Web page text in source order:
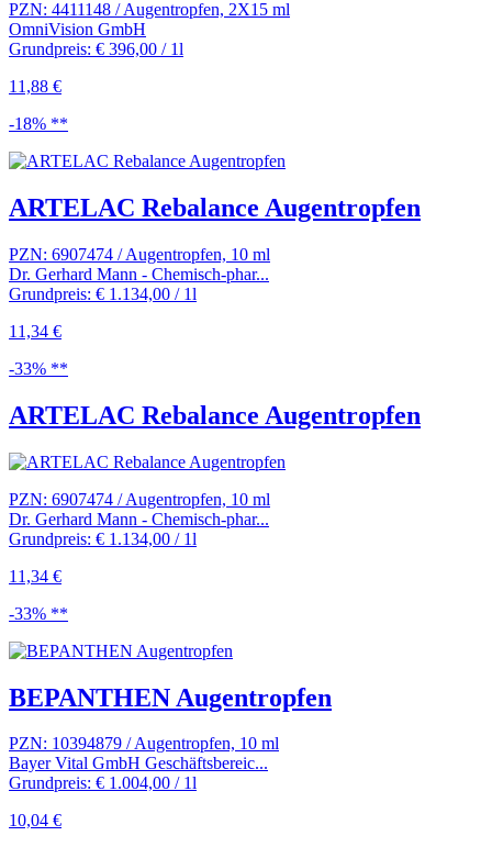
PZN: 4411148 / Augentropfen, 2X15 ml
OmniVision GmbH
Grundpreis: € 396,00 / 1l
11,88 €
-18% **
ARTELAC Rebalance Augentropfen
PZN: 6907474 / Augentropfen, 10 ml
Dr. Gerhard Mann - Chemisch-phar...
Grundpreis: € 1.134,00 / 1l
11,34 €
-33% **
ARTELAC Rebalance Augentropfen
PZN: 6907474 / Augentropfen, 10 ml
Dr. Gerhard Mann - Chemisch-phar...
Grundpreis: € 1.134,00 / 1l
11,34 €
-33% **
BEPANTHEN Augentropfen
PZN: 10394879 / Augentropfen, 10 ml
Bayer Vital GmbH Geschäftsbereic...
Grundpreis: € 1.004,00 / 1l
10,04 €